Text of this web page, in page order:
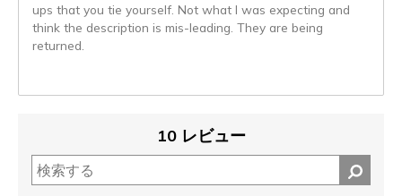
ups that you tie yourself. Not what I was expecting and
think the description is mis-leading. They are being
returned.
10 レビュー